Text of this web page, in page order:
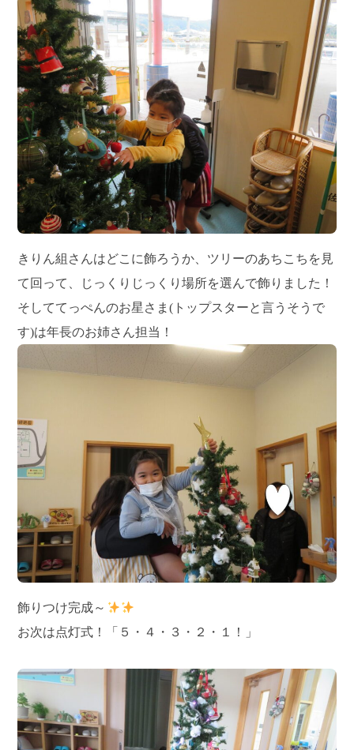
きりん組さんはどこに飾ろうか、ツリーのあちこちを見
て回って、じっくりじっくり場所を選んで飾りました！
そしててっぺんのお星さま(トップスターと言うそうで
す)は年長のお姉さん担当！
飾りつけ完成～
お次は点灯式！「５・４・３・２・１！」